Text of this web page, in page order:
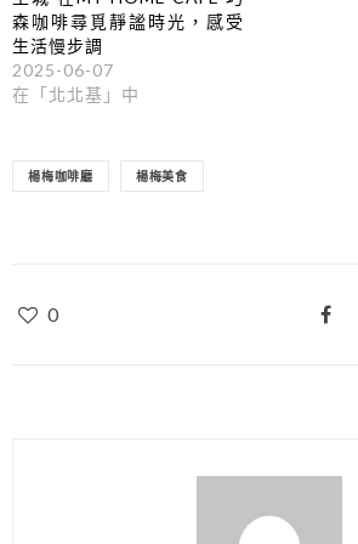
森咖啡尋覓靜謐時光，感受
生活慢步調
2025-06-07
在「北北基」中
楊梅咖啡廳 楊梅美食
0